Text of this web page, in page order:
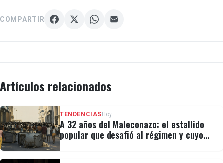
COMPARTIR
Artículos relacionados
TENDENCIAS Hoy
A 32 años del Maleconazo: el estallido
popular que desafió al régimen y cuyo